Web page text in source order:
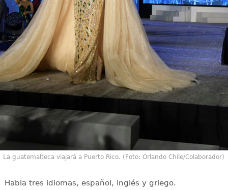
La guatemalteca viajará a Puerto Rico. (Foto: Orlando Chile/Colaborador)
Habla tres idiomas, español, inglés y griego.